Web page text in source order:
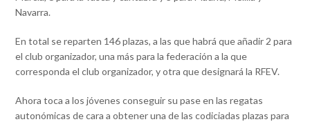
Navarra.
En total se reparten 146 plazas, a las que habrá que añadir 2 para
el club organizador, una más para la federación a la que
corresponda el club organizador, y otra que designará la RFEV.
Ahora toca a los jóvenes conseguir su pase en las regatas
autonómicas de cara a obtener una de las codiciadas plazas para